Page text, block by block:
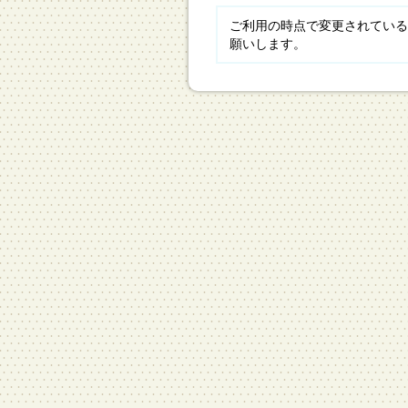
ご利用の時点で変更されてい
願いします。